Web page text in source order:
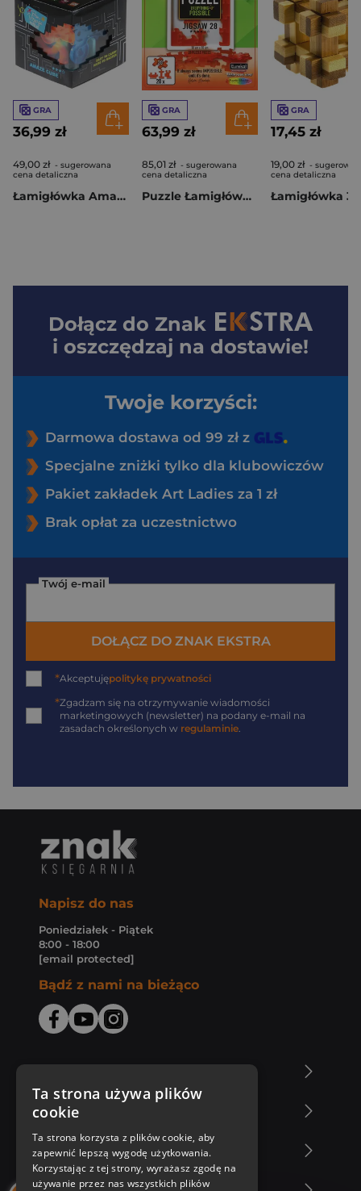
GRA
36,99 zł
49,00 zł - sugerowana
cena detaliczna
Łamigłówka Amaze Cube poziom 3/4
GRA
63,99 zł
85,01 zł - sugerowana
cena detaliczna
Puzzle Łamigłówka Impossible 28 elementów poziom 4/6
GRA
17,45 zł
19,00 zł -
cena detaliczna
Dołącz do Znak
i oszczędzaj na dostawie!
Twoje korzyści:
Darmowa dostawa od 99 zł z
Specjalne zniżki tylko dla klubowiczów
Pakiet zakładek Art Ladies za 1 zł
Brak opłat za uczestnictwo
Twój e-mail
DOŁĄCZ DO ZNAK EKSTRA
*Akceptujępolitykę prywatności
*Zgadzam się na otrzymywanie wiadomości
marketingowych (newsletter) na podany e-mail na
zasadach określonych w regulaminie.
Napisz do nas
Poniedziałek - Piątek
8:00 - 18:00
[email protected]
Bądź z nami na bieżąco
Zakupy u nas
Nasza oferta
Ta strona używa plików
cookie
Ta strona korzysta z plików cookie, aby
zapewnić lepszą wygodę użytkowania.
Korzystając z tej strony, wyrażasz zgodę na
używanie przez nas wszystkich plików